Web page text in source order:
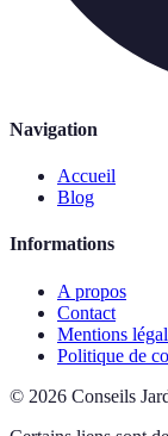
Navigation
Accueil
Blog
Informations
A propos
Contact
Mentions
Politique de
© 2026 Conseils